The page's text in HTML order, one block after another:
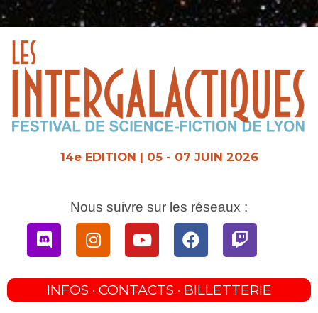
Aller
au
14e EDITION | 05 - 07 JUIN 2026
Nous suivre sur les réseaux :
DiscordInstagramYoutubeFacebookTwitch
INFOS · CONTACTS · BILLETTERIE